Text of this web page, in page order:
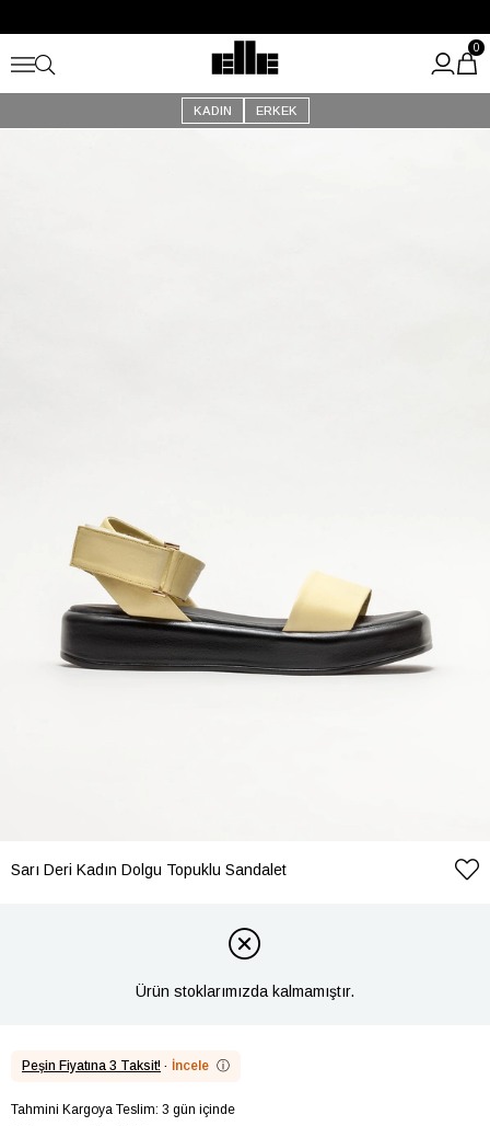
Kargo Ücretsiz!
KADIN ERKEK
0
Sarı Deri Kadın Dolgu Topuklu Sandalet
Ürün stoklarımızda kalmamıştır.
Peşin Fiyatına 3 Taksit! · İncele ⓘ
Tahmini Kargoya Teslim: 3 gün içinde